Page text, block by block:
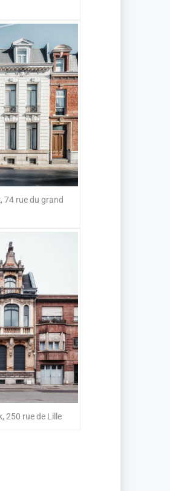
74 rue du grand
250 rue de Lille